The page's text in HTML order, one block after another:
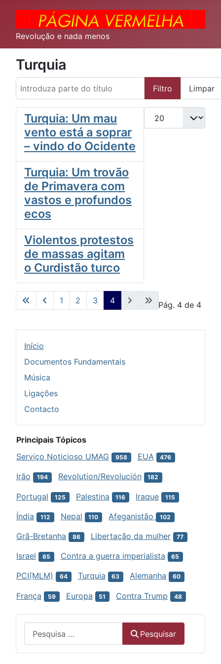
Revolução e nada menos
Turquia
Introduza parte do título
Filtro Limpar
Qtd. a exibir
Turquia: Um mau
vento está a soprar
– vindo do Ocidente
Turquia: Um trovão
de Primavera com
vastos e profundos
ecos
Violentos protestos
de massas agitam
o Curdistão turco
Pág. 4 de 4
1 2 3 4
Início
Documentos Fundamentais
Música
Ligações
Contacto
Principais Tópicos
Serviço Noticioso UMAG
958 EUA 476
Irão 194 Revolution/Revolución 182
Portugal 125 Palestina 116 Iraque 115
Índia 112 Nepal 110 Afeganistão 102
Grã-Bretanha 86 Libertação da mulher 77
Israel 65 Contra a guerra imperialista 65
PCI(MLM) 64 Turquia 63 Alemanha 60
França 59 Europa 51 Contra Trump 48
Pesquisar